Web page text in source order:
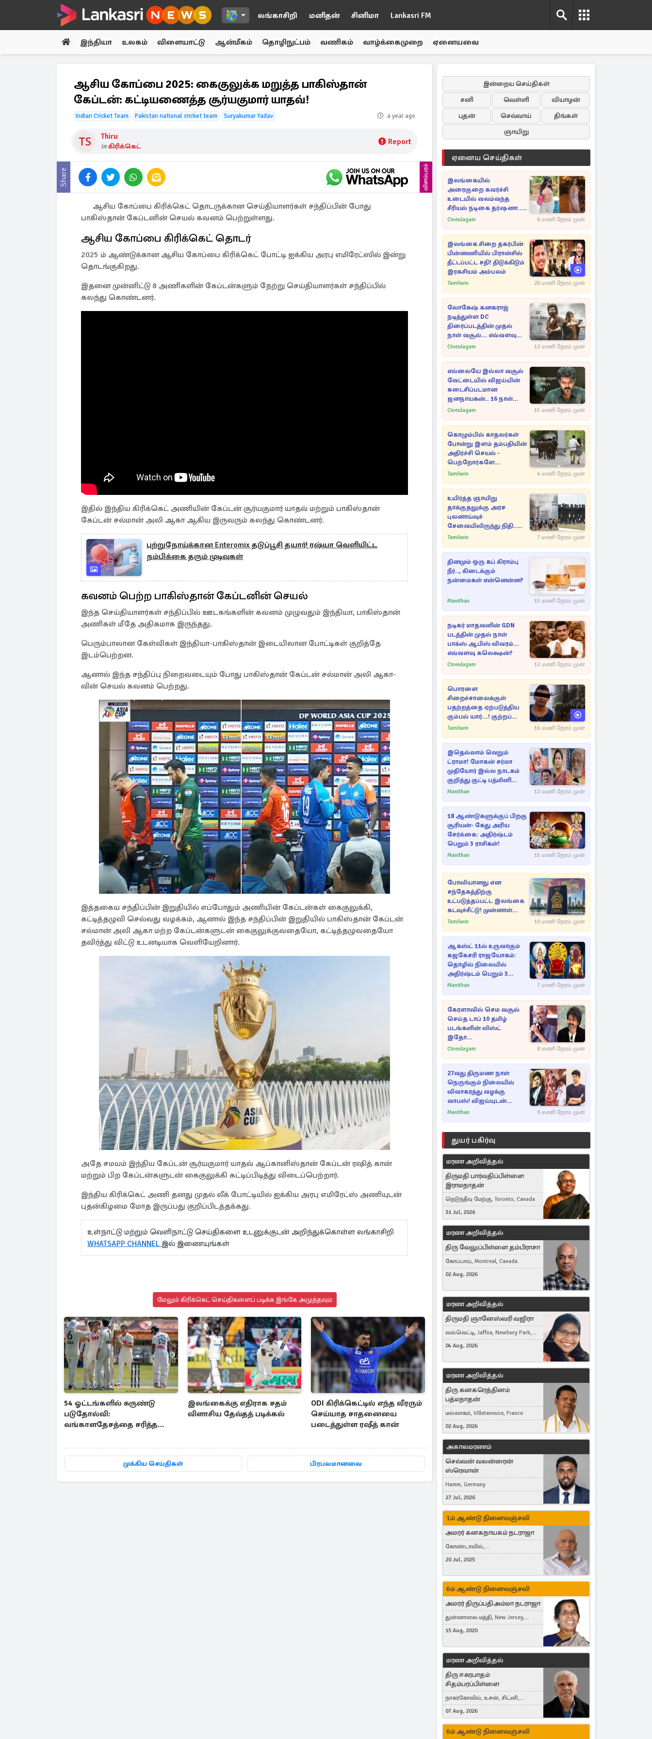
லங்காசிறி மனிதன் சினிமா Lankasri FM
இந்தியா உலகம் விளையாட்டு ஆன்மீகம் தொழிநுட்பம் வணிகம் வாழ்க்கைமுறை ஏனையவை
ஆசிய கோப்பை 2025: கைகுலுக்க மறுத்த பாகிஸ்தான்
கேப்டன்: கட்டியணைத்த சூர்யகுமார் யாதவ்!
Indian Cricket Team Pakistan national cricket team Suryakumar Yadav a year ago
Thiru
inகிரிக்கெட் Report
Share விளம்பரம்
ஆசிய கோப்பை கிரிக்கெட் தொடருக்கான செய்தியாளர்கள் சந்திப்பின் போது
பாகிஸ்தான் கேப்டனின் செயல் கவனம் பெற்றுள்ளது.
ஆசிய கோப்பை கிரிக்கெட் தொடர்
2025 ம் ஆண்டுக்கான ஆசிய கோப்பை கிரிக்கெட் போட்டி ஐக்கிய அரபு எமிரேட்ஸில் இன்று
தொடங்குகிறது.
இதனை முன்னிட்டு 8 அணிகளின் கேப்டன்களும் நேற்று செய்தியாளர்கள் சந்திப்பில்
கலந்து கொண்டனர்.
இதில் இந்திய கிரிக்கெட் அணியின் கேப்டன் சூர்யகுமார் யாதவ் மற்றும் பாகிஸ்தான்
கேப்டன் சல்மான் அலி ஆகா ஆகிய இருவரும் கலந்து கொண்டனர்.
புற்றுநோய்க்கான Enteromix தடுப்பூசி தயார்! ரஷ்யா வெளியிட்ட
நம்பிக்கை தரும் முடிவுகள்
கவனம் பெற்ற பாகிஸ்தான் கேப்டனின் செயல்
இந்த செய்தியாளர்கள் சந்திப்பில் ஊடகங்களின் கவனம் முழுவதும் இந்தியா, பாகிஸ்தான்
அணிகள் மீதே அதிகமாக இருந்தது.
பெரும்பாலான கேள்விகள் இந்தியா-பாகிஸ்தான் இடையிலான போட்டிகள் குறித்தே
இடம்பெற்றன.
ஆனால் இந்த சந்திப்பு நிறைவடையும் போது பாகிஸ்தான் கேப்டன் சல்மான் அலி ஆகா-
வின் செயல் கவனம் பெற்றது.
இத்தகைய சந்திப்பின் இறுதியில் எப்போதும் அணியின் கேப்டன்கள் கைகுலுக்கி,
கட்டித்தழுவி செல்வது வழக்கம், ஆனால் இந்த சந்திப்பின் இறுதியில் பாகிஸ்தான் கேப்டன்
சல்மான் அலி ஆகா மற்ற கேப்டன்களுடன் கைகுலுக்குவதையோ, கட்டித்தழுவதையோ
தவிர்த்து விட்டு உடனடியாக வெளியேறினார்.
அதே சமயம் இந்திய கேப்டன் சூர்யகுமார் யாதவ் ஆப்கானிஸ்தான் கேப்டன் ரஷித் கான்
மற்றும் பிற கேப்டன்களுடன் கைகுலுக்கி கட்டிப்பிடித்து விடைப்பெற்றார்.
இந்திய கிரிக்கெட் அணி தனது முதல் லீக் போட்டியில் ஐக்கிய அரபு எமிரேட்ஸ் அணியுடன்
புதன்கிழமை மோத இருப்பது குறிப்பிடத்தக்கது.
உள்நாட்டு மற்றும் வெளிநாட்டு செய்திகளை உடனுக்குடன் அறிந்துக்கொள்ள லங்காசிறி
WHATSAPP CHANNEL இல் இணையுங்கள்
மேலும் கிரிக்கெட் செய்திகளைப் படிக்க இங்கே அழுத்தவும்
54 ஓட்டங்களில் சுருண்டு
படுதோல்வி:
வங்காளதேசத்தை சரித்த
இலங்கைக்கு எதிராக சதம்
விளாசிய தேவ்தத் படிக்கல்
ODI கிரிக்கெட்டில் எந்த வீரரும்
செய்யாத சாதனையை
படைத்துள்ள ரஷீத் கான்
முக்கிய செய்திகள் பிரபலமானவை
இன்றைய செய்திகள்
சனி
வெள்ளி
வியாழன்
புதன்
செவ்வாய்
திங்கள்
ஞாயிறு
ஏனைய செய்திகள்
இலங்கையில்
அரைகுறை கவர்ச்சி
உடையில் வலம்வந்த
சீரியல் நடிகை தர்ஷனா...
அவரே வெளியிட்ட
Cineulagam 6 மணி நேரம் முன்
இலங்கை சிறை தகர்பின்
பின்னணியில் பிரான்சில்
தீட்டப்பட்ட சதி! திடுக்கிடும்
இரகசியம் அம்பலம்
Tamilwin 20 மணி நேரம் முன்
லோகேஷ் கனகராஜ்
நடித்துள்ள DC
திரைப்படத்தின் முதல்
நாள் வசூல்... எவ்வளவு
தெரியுமா?
Cineulagam 12 மணி நேரம் முன்
எல்லையே இல்லா வசூல்
வேட்டையில் விஜய்யின்
கடைசிப்படமான
ஜனநாயகன்.. 16 நாள்
பாக்ஸ் ஆபிஸ்
Cineulagam 15 மணி நேரம் முன்
கொழும்பில் காதலர்கள்
போன்று இளம் தம்பதியின்
அதிர்ச்சி செயல் -
பெற்றோர்களே
எச்சரிக்கை
Tamilwin 4 மணி நேரம் முன்
உயிர்த்த ஞாயிறு
தாக்குதலுக்கு அரச
புலனாய்வுச்
சேவையிலிருந்து நிதி..
வெளியான அதிர்ச்சி
Tamilwin 7 மணி நேரம் முன்
தினமும் ஒரு கப் கிராம்பு
நீர்.., கிடைக்கும்
நன்மைகள் என்னென்ன?
Manithan 15 மணி நேரம் முன்
நடிகர் மாதவனின் GDN
படத்தின் முதல் நாள்
பாக்ஸ் ஆபிஸ் விவரம்...
எவ்வளவு கலெக்ஷன்?
Cineulagam 12 மணி நேரம் முன்
பொரளை
சிறைச்சாலைக்குள்
பதற்றத்தை ஏற்படுத்திய
கும்பல் யார்...! குற்றப்
பின்னணி தொடர்பில்
Tamilwin 16 மணி நேரம் முன்
இதெல்லாம் வெறும்
ட்ராமா! மோகன் சர்மா
முதியோர் இல்ல நாடகம்
குறித்து குட்டி பத்மினி
பரபரப்பு பேட்டி
Manithan 12 மணி நேரம் முன்
18 ஆண்டுகளுக்குப் பிறகு
சூரியன்- கேது அரிய
சேர்க்கை: அதிர்ஷ்டம்
பெறும் 3 ராசிகள்!
Manithan 15 மணி நேரம் முன்
போலியானது என
சந்தேகத்திற்கு
உட்படுத்தப்பட்ட இலங்கை
கடவுச்சீட்டு! முன்னாள்
எம்.பிக்கு
சிக்கல்
Tamilwin 10 மணி நேரம் முன்
ஆகஸ்ட் 11ல் உருவாகும்
கஜகேசரி ராஜயோகம்:
தொழில் நிலையில்
அதிர்ஷ்டம் பெறும் 3
ராசிகள்!
Manithan 7 மணி நேரம் முன்
கேரளாவில் செம வசூல்
செய்த டாப் 10 தமிழ்
படங்களின் லிஸ்ட்
இதோ...
Cineulagam 8 மணி நேரம் முன்
27வது திருமண நாள்
நெருங்கும் நிலையில்
விவாகரத்து வழக்கு
வாபஸ்! விஜய்யுடன்
மீண்டும் இணைவாரா?
Manithan 9 மணி நேரம் முன்
துயர் பகிர்வு
மரண அறிவித்தல்
திருமதி பார்வதிப்பிள்ளை
இராமநாதன்
நெடுந்தீவு மேற்கு, Toronto, Canada
31 Jul, 2026
மரண அறிவித்தல்
திரு வேலுப்பிள்ளை தம்பிராசா
கோப்பாய், Montreal, Canada
02 Aug, 2026
மரண அறிவித்தல்
திருமதி ஞானேஸ்வரி வஜிரா
வல்வெட்டி, Jaffna, Newbury Park,
United Kingdom
04 Aug, 2026
மரண அறிவித்தல்
திரு கனகரெத்தினம்
பத்மநாதன்
மல்லாகம், Villetaneuse, France
02 Aug, 2026
அகாலமரணம்
செல்வன் வலன்ரைன்
ஸ்ரெவான்
Hamm, Germany
27 Jul, 2026
1ம் ஆண்டு நினைவஞ்சலி
அமரர் கனகநாயகம் நடராஜா
கோண்டாவில்,
புன்னாலைக்கட்டுவன், சவுதி
Germany, Brampton, Canada
20 Jul, 2025
6ம் ஆண்டு நினைவஞ்சலி
அமரர் திருப்பதிஅம்மா நடராஜா
துன்னாலை மத்தி, New Jersey,
United States, Toronto, Canada
15 Aug, 2020
மரண அறிவித்தல்
திரு ஈசுரபாதம்
சிதம்பரப்பிள்ளை
நாகர்கோவில், உசன், சிட்னி,
Australia
07 Aug, 2026
6ம் ஆண்டு நினைவஞ்சலி